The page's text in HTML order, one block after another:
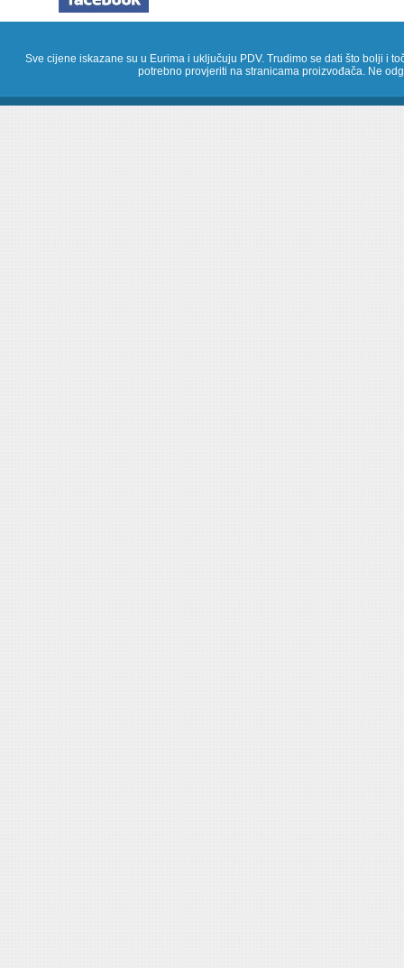
Sve cijene iskazane su u Eurima i uključuju PDV. Trudimo se dati što bolji i
potrebno provjeriti na stranicama proizvođača. Ne